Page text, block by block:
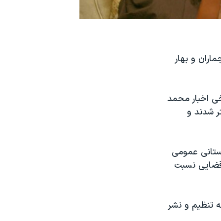
و بهار
اخبار محمد
شدند و
عمومی
قضایی نسبت
تنظيم و نشر